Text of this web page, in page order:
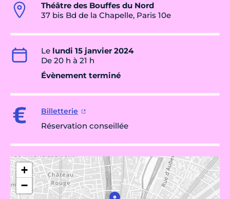
Théâtre des Bouffes du Nord
37 bis Bd de la Chapelle, Paris 10e
Le lundi 15 janvier 2024
De 20 h à 21 h
Évènement terminé
Billetterie
Réservation conseillée
+
−